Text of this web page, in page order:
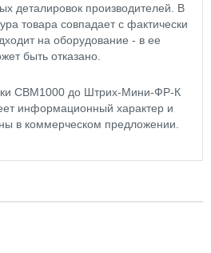
деталировок производителей. В
товара совпадает с фактически
на оборудование - в ее
быть отказано.
CBM1000 до Штрих-Мини-ФР-К
информационный характер и
в коммерческом предложении.